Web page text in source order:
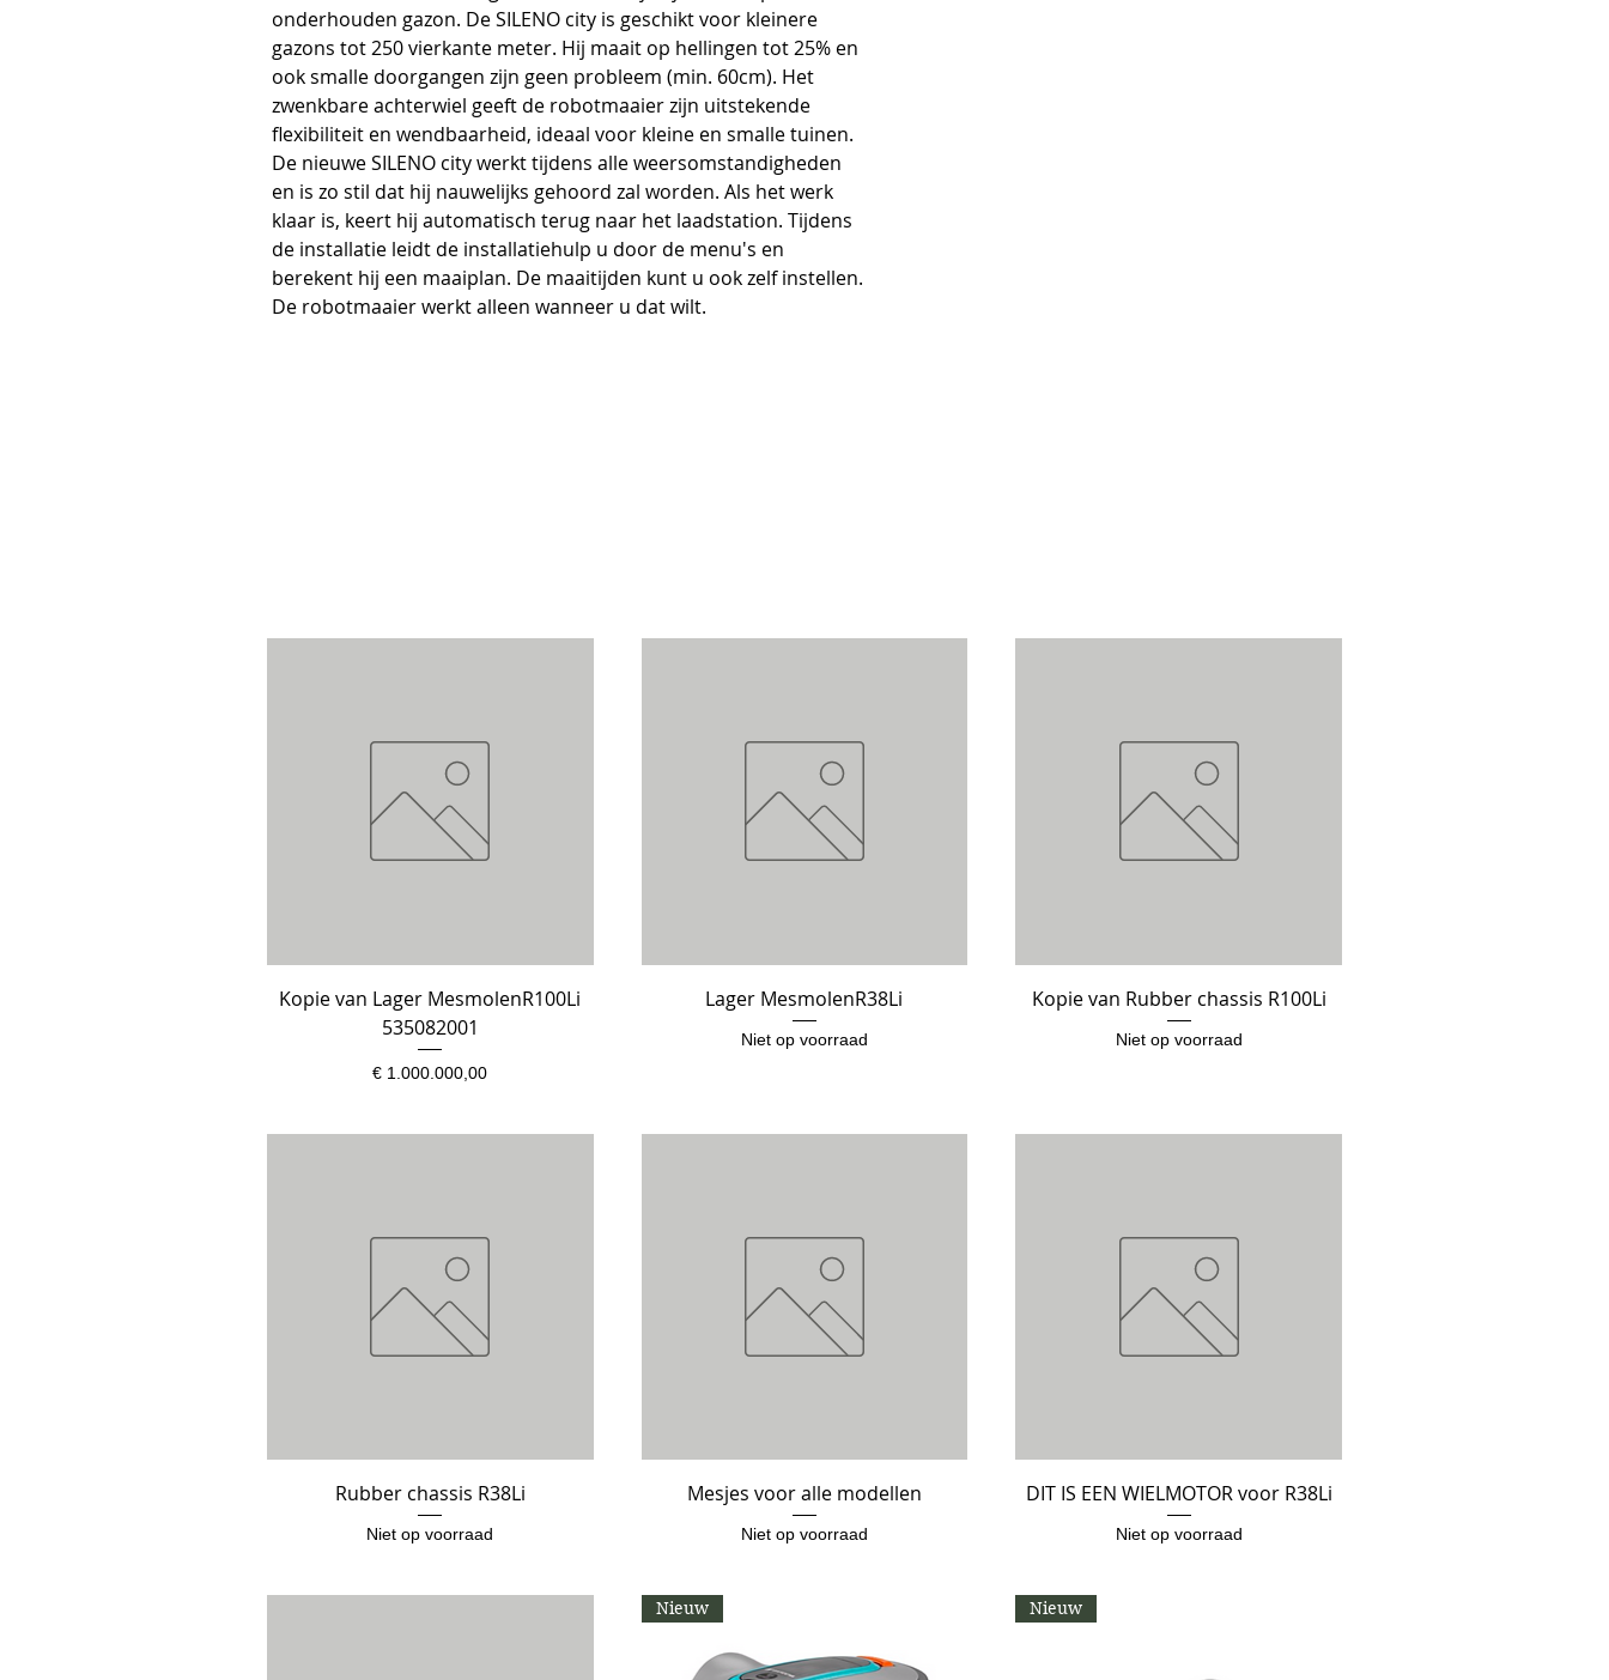
onderhouden gazon. De SILENO city is geschikt voor kleinere
gazons tot 250 vierkante meter. Hij maait op hellingen tot 25% en
ook smalle doorgangen zijn geen probleem (min. 60cm). Het
zwenkbare achterwiel geeft de robotmaaier zijn uitstekende
flexibiliteit en wendbaarheid, ideaal voor kleine en smalle tuinen.
De nieuwe SILENO city werkt tijdens alle weersomstandigheden
en is zo stil dat hij nauwelijks gehoord zal worden. Als het werk
klaar is, keert hij automatisch terug naar het laadstation. Tijdens
de installatie leidt de installatiehulp u door de menu's en
berekent hij een maaiplan. De maaitijden kunt u ook zelf instellen.
De robotmaaier werkt alleen wanneer u dat wilt.
Snel overzicht
Kopie van Lager MesmolenR100Li
535082001
Prijs
€ 1.000.000,00
Snel overzicht
Lager MesmolenR38Li
Niet op voorraad
Snel overzicht
Kopie van Rubber chassis R100Li
Niet op voorraad
Snel overzicht
Rubber chassis R38Li
Niet op voorraad
Snel overzicht
Mesjes voor alle modellen
Niet op voorraad
Snel overzicht
DIT IS EEN WIELMOTOR voor R38Li
Niet op voorraad
Nieuw Nieuw